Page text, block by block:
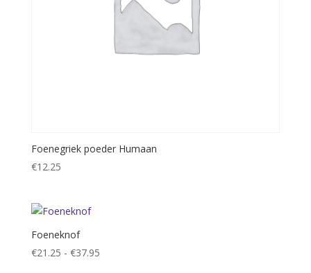
Foenegriek poeder Humaan
€12.25
Foeneknof
€21.25 - €37.95Prijsklasse: